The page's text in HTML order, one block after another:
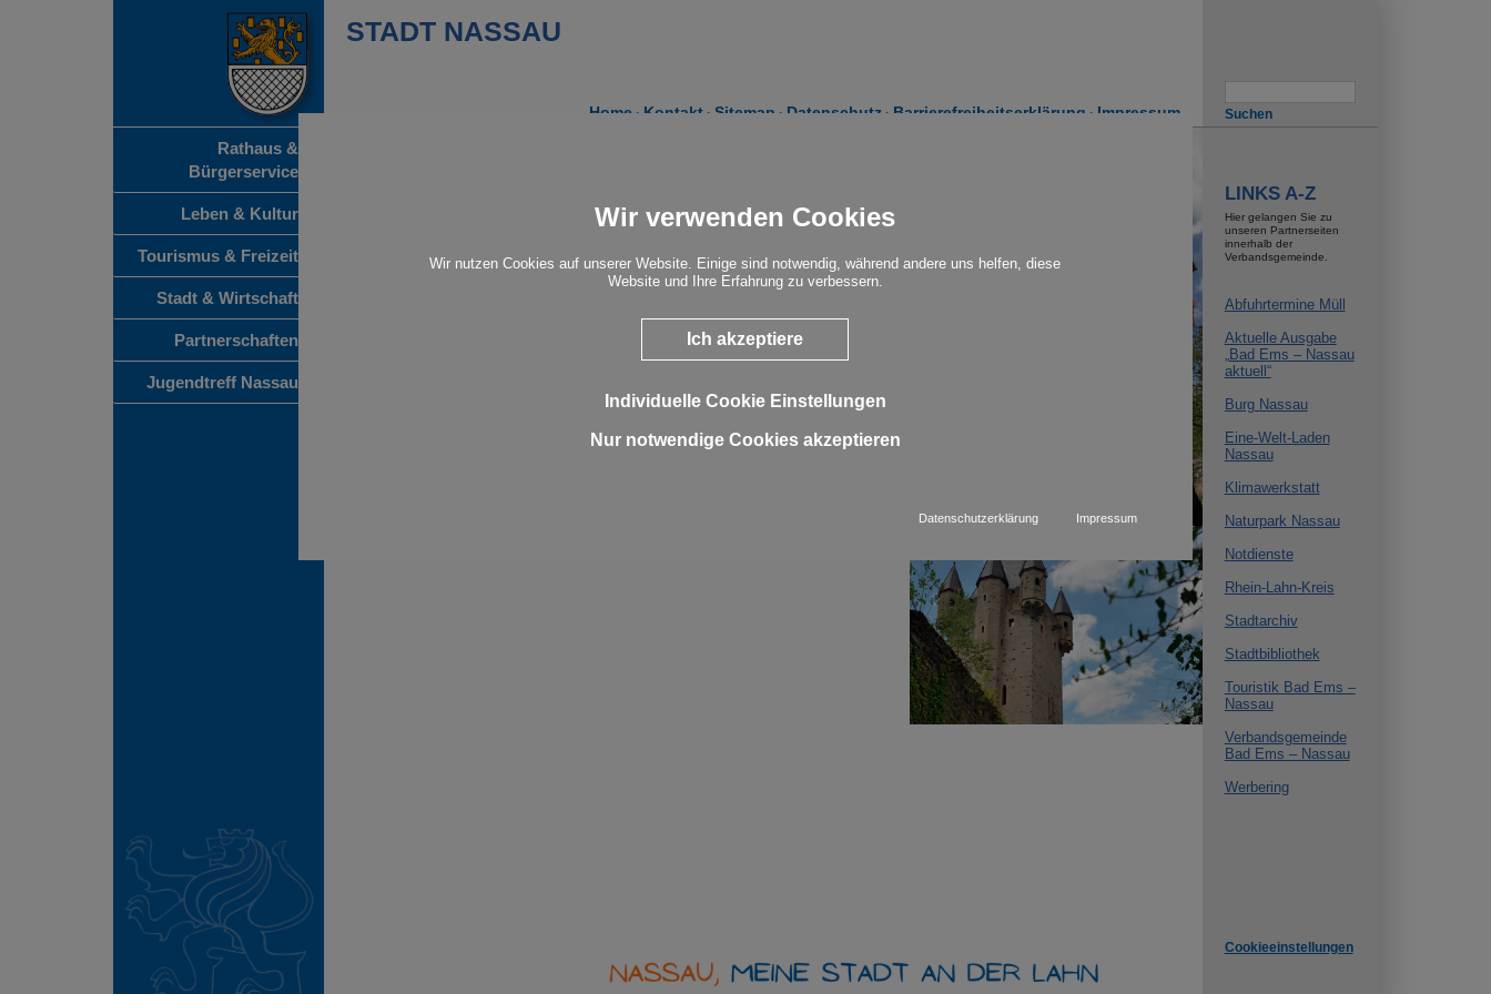
Wir verwenden Cookies
Wir nutzen Cookies auf unserer Website. Einige sind notwendig, während andere uns helfen, diese
Website und Ihre Erfahrung zu verbessern.
Ich akzeptiere
Individuelle Cookie Einstellungen
Nur notwendige Cookies akzeptieren
Datenschutzerklärung Impressum
Rathaus &
Bürgerservice
Leben & Kultur
Tourismus & Freizeit
Stadt & Wirtschaft
Partnerschaften
Jugendtreff Nassau
STADT NASSAU
Home Kontakt Sitemap Datenschutz Barrierefreiheitserklärung Impressum
ein Abend voller Songs mit Herz & Schnauze. Ob galant oder
charmant oder einfach blümerant – anjesacht war Ringelpiez und
18:00 Uhr, Eintritt frei. Weitere Infos: www.festival-gegen-den-
LINKS A-Z
Hier gelangen Sie zu
unseren Partnerseiten
innerhalb der
Verbandsgemeinde.
Abfuhrtermine Müll
Aktuelle Ausgabe
„Bad Ems – Nassau
aktuell“
Burg Nassau
Eine-Welt-Laden
Nassau
Klimawerkstatt
Naturpark Nassau
Notdienste
Rhein-Lahn-Kreis
Stadtarchiv
Stadtbibliothek
Touristik Bad Ems –
Nassau
Verbandsgemeinde
Bad Ems – Nassau
Werbering
Cookieeinstellungen